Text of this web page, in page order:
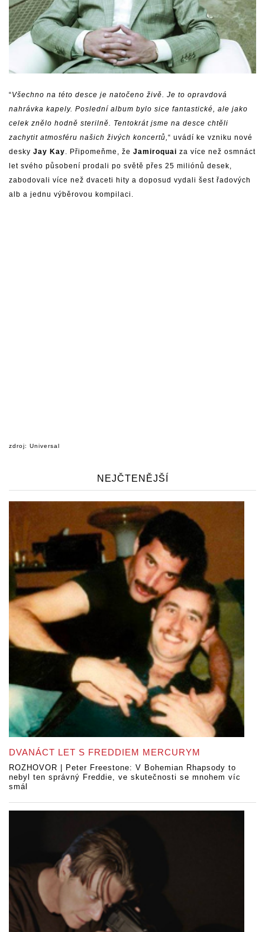
“Všechno na této desce je natočeno živě. Je to opravdová
nahrávka kapely. Poslední album bylo sice fantastické, ale jako
celek znělo hodně sterilně. Tentokrát jsme na desce chtěli
zachytit atmosféru našich živých koncertů,“ uvádí ke vzniku nové
desky Jay Kay. Připomeňme, že Jamiroquai za více než osmnáct
let svého působení prodali po světě přes 25 miliónů desek,
zabodovali více než dvaceti hity a doposud vydali šest řadových
alb a jednu výběrovou kompilaci.
zdroj: Universal
NEJČTENĚJŠÍ
DVANÁCT LET S FREDDIEM MERCURYM
ROZHOVOR | Peter Freestone: V Bohemian Rhapsody to
nebyl ten správný Freddie, ve skutečnosti se mnohem víc
smál